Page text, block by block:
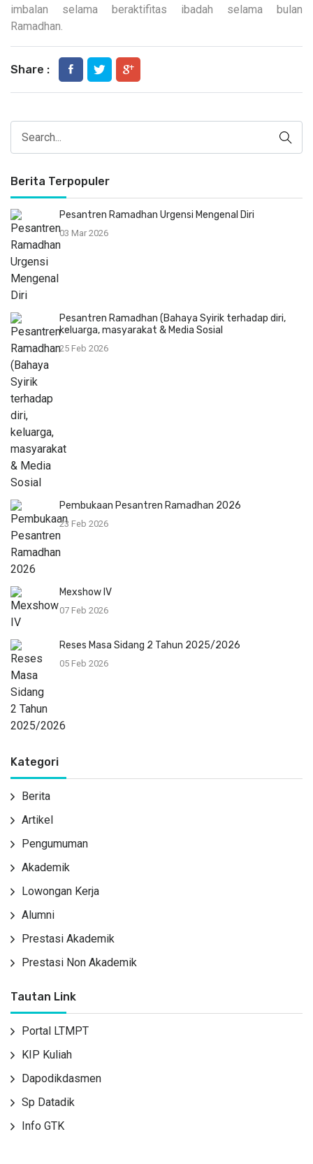
imbalan selama beraktifitas ibadah selama bulan
Ramadhan.
Share :
Berita Terpopuler
Pesantren Ramadhan Urgensi Mengenal Diri
03 Mar 2026
Pesantren Ramadhan (Bahaya Syirik terhadap diri,
keluarga, masyarakat & Media Sosial
25 Feb 2026
Pembukaan Pesantren Ramadhan 2026
23 Feb 2026
Mexshow IV
07 Feb 2026
Reses Masa Sidang 2 Tahun 2025/2026
05 Feb 2026
Kategori
Berita
Artikel
Pengumuman
Akademik
Lowongan Kerja
Alumni
Prestasi Akademik
Prestasi Non Akademik
Tautan Link
Portal LTMPT
KIP Kuliah
Dapodikdasmen
Sp Datadik
Info GTK